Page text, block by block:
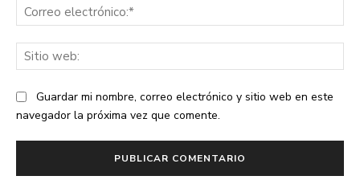
Guardar mi nombre, correo electrónico y sitio web en este
navegador la próxima vez que comente.